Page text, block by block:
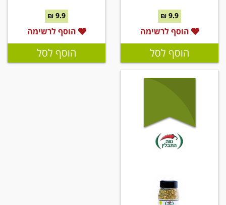
9.9 ₪
הוסף לרשימה
הוסף לסל
9.9 ₪
הוסף לרשימה
הוסף לסל